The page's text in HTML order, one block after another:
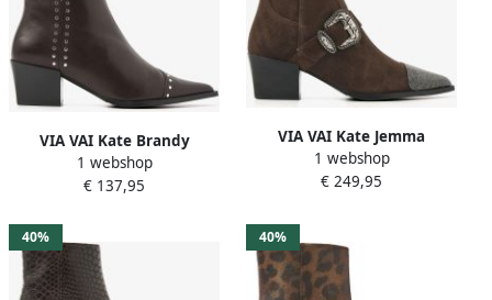
VIA VAI Kate Brandy
Enkellaarsjes Dames Leer
Bruin
1 webshop
€ 137,95
VIA VAI Kate Jemma
Enkellaarsjes Dames Suède
Bruin
1 webshop
€ 249,95
40% 40%